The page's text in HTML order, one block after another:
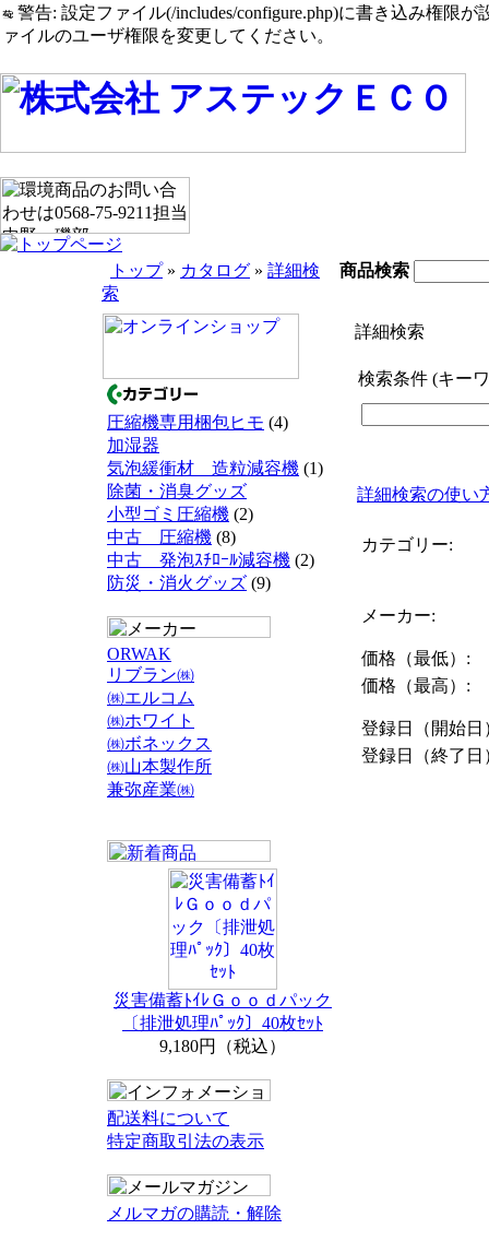
警告: 設定ファイル(/includes/configure.php)に書き込み権限が
ァイルのユーザ権限を変更してください。
トップ» カタログ » 詳細検
索
商品検索
圧縮機専用梱包ヒモ (4)
加湿器
気泡緩衝材 造粒減容機 (1)
除菌・消臭グッズ
小型ゴミ圧縮機 (2)
中古 圧縮機 (8)
中古 発泡ｽﾁﾛｰﾙ減容機 (2)
防災・消火グッズ (9)
ORWAK
リブラン㈱
㈱エルコム
㈱ホワイト
㈱ボネックス
㈱山本製作所
兼弥産業㈱
災害備蓄ﾄｲﾚＧｏｏｄパック
〔排泄処理ﾊﾟｯｸ〕40枚ｾｯﾄ
9,180円（税込）
配送料について
特定商取引法の表示
メルマガの購読・解除
詳細検索
検索条件 (キー
詳細検索の使い
カテゴリー:
メーカー:
価格（最低）:
価格（最高）:
登録日（開始日
登録日（終了日